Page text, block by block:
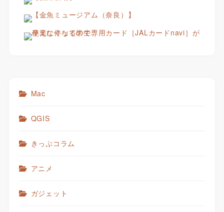
Mac
QGIS
きっぷコラム
アニメ
ガジェット